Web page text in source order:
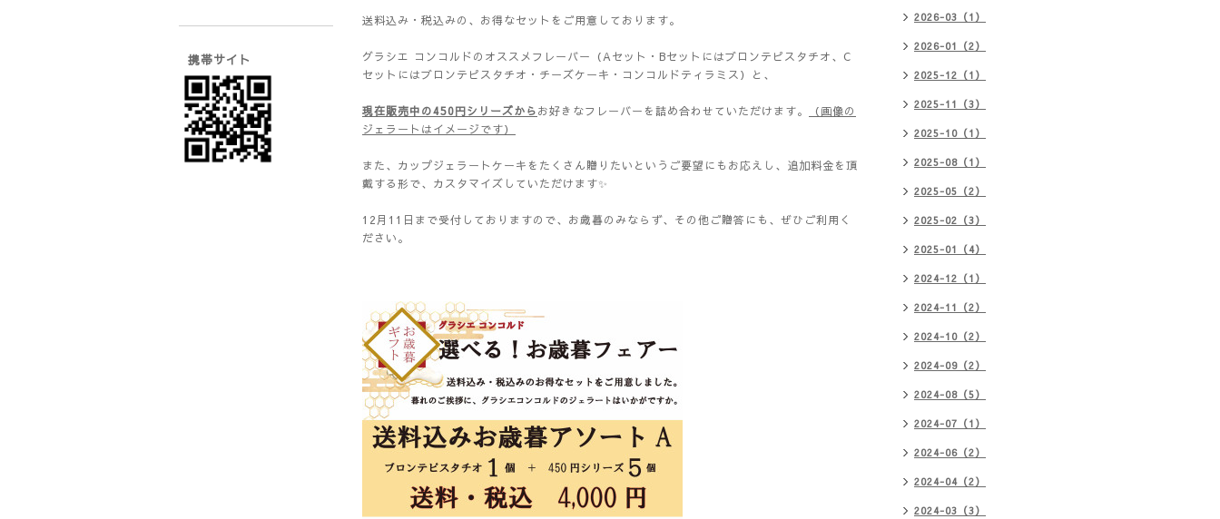
送料込み・税込みの、お得なセットをご用意しております。
グラシエ コンコルドのオススメフレーバー（Aセット・Bセットにはブロンテピスタチオ、C
セットにはブロンテピスタチオ・チーズケーキ・コンコルドティラミス）と、
現在販売中の450円シリーズからお好きなフレーバーを詰め合わせていただけます。
（画像の
ジェラートはイメージです）
また、カップジェラートケーキをたくさん贈りたいというご要望にもお応えし、追加料金を頂
戴する形で、カスタマイズしていただけます✨
12月11日まで受付しておりますので、お歳暮のみならず、その他ご贈答にも、ぜひご利用く
ださい。
2026-03（1）
2026-01（2）
2025-12（1）
2025-11（3）
2025-10（1）
2025-08（1）
2025-05（2）
2025-02（3）
2025-01（4）
2024-12（1）
2024-11（2）
2024-10（2）
2024-09（2）
2024-08（5）
2024-07（1）
2024-06（2）
2024-04（2）
2024-03（3）
携帯サイト